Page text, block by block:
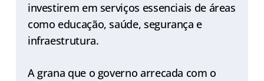
investirem em serviços essenciais de áreas
como educação, saúde, segurança e
infraestrutura.
A grana que o governo arrecada com o